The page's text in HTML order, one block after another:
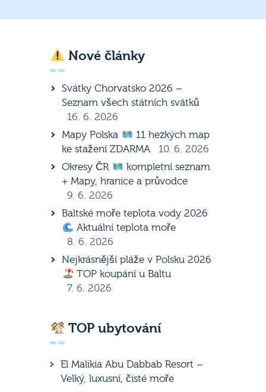
Nové články
Svátky Chorvatsko 2026 –
Seznam všech státních svátků
16. 6. 2026
Mapy Polska
11 hezkých map
ke stažení ZDARMA
10. 6. 2026
Okresy ČR
kompletní seznam
+ Mapy, hranice a průvodce
9. 6. 2026
Baltské moře teplota vody 2026
Aktuální teplota moře
8. 6. 2026
Nejkrásnější pláže v Polsku 2026
TOP koupání u Baltu
7. 6. 2026
TOP ubytování
El Malikia Abu Dabbab Resort –
Velký, luxusní, čisté moře